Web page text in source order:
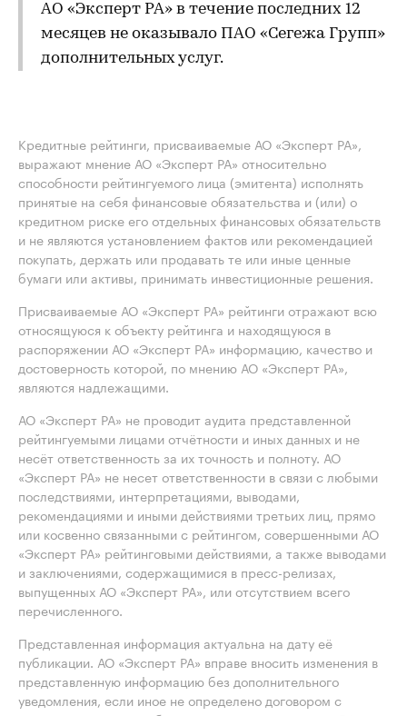
АО «Эксперт РА» в течение последних 12
месяцев не оказывало ПАО «Сегежа Групп»
дополнительных услуг.
Кредитные рейтинги, присваиваемые АО «Эксперт РА»,
выражают мнение АО «Эксперт РА» относительно
способности рейтингуемого лица (эмитента) исполнять
принятые на себя финансовые обязательства и (или) о
кредитном риске его отдельных финансовых обязательств
и не являются установлением фактов или рекомендацией
покупать, держать или продавать те или иные ценные
бумаги или активы, принимать инвестиционные решения.
Присваиваемые АО «Эксперт РА» рейтинги отражают всю
относящуюся к объекту рейтинга и находящуюся в
распоряжении АО «Эксперт РА» информацию, качество и
достоверность которой, по мнению АО «Эксперт РА»,
являются надлежащими.
АО «Эксперт РА» не проводит аудита представленной
рейтингуемыми лицами отчётности и иных данных и не
несёт ответственность за их точность и полноту. АО
«Эксперт РА» не несет ответственности в связи с любыми
последствиями, интерпретациями, выводами,
рекомендациями и иными действиями третьих лиц, прямо
или косвенно связанными с рейтингом, совершенными АО
«Эксперт РА» рейтинговыми действиями, а также выводами
и заключениями, содержащимися в пресс-релизах,
выпущенных АО «Эксперт РА», или отсутствием всего
перечисленного.
Представленная информация актуальна на дату её
публикации. АО «Эксперт РА» вправе вносить изменения в
представленную информацию без дополнительного
уведомления, если иное не определено договором с